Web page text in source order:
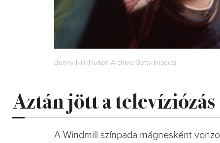
Benny Hill (Hulton Archive/Getty Images)
Aztán jött a televíziózás
A Windmill színpada mágnesként